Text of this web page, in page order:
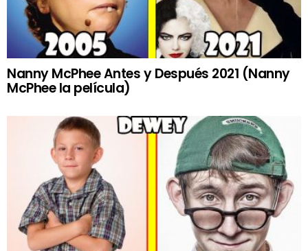
Nanny McPhee Antes y Después 2021 (Nanny
McPhee la película)